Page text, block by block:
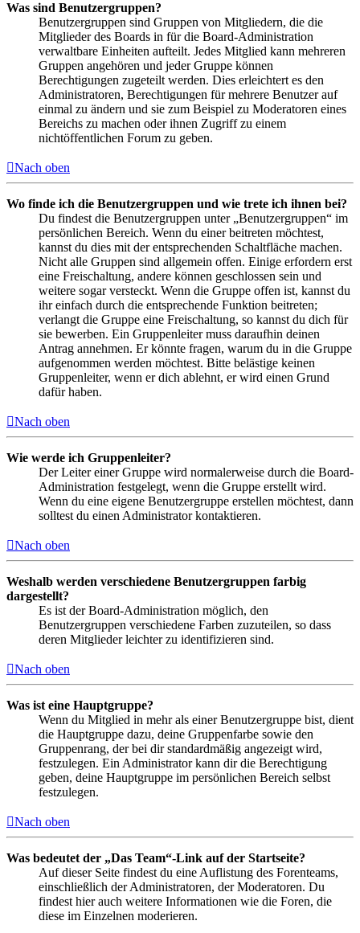
Was sind Benutzergruppen?
Benutzergruppen sind Gruppen von Mitgliedern, die die
Mitglieder des Boards in für die Board-Administration
verwaltbare Einheiten aufteilt. Jedes Mitglied kann mehreren
Gruppen angehören und jeder Gruppe können
Berechtigungen zugeteilt werden. Dies erleichtert es den
Administratoren, Berechtigungen für mehrere Benutzer auf
einmal zu ändern und sie zum Beispiel zu Moderatoren eines
Bereichs zu machen oder ihnen Zugriff zu einem
nichtöffentlichen Forum zu geben.
Nach oben
Wo finde ich die Benutzergruppen und wie trete ich ihnen bei?
Du findest die Benutzergruppen unter „Benutzergruppen“ im
persönlichen Bereich. Wenn du einer beitreten möchtest,
kannst du dies mit der entsprechenden Schaltfläche machen.
Nicht alle Gruppen sind allgemein offen. Einige erfordern erst
eine Freischaltung, andere können geschlossen sein und
weitere sogar versteckt. Wenn die Gruppe offen ist, kannst du
ihr einfach durch die entsprechende Funktion beitreten;
verlangt die Gruppe eine Freischaltung, so kannst du dich für
sie bewerben. Ein Gruppenleiter muss daraufhin deinen
Antrag annehmen. Er könnte fragen, warum du in die Gruppe
aufgenommen werden möchtest. Bitte belästige keinen
Gruppenleiter, wenn er dich ablehnt, er wird einen Grund
dafür haben.
Nach oben
Wie werde ich Gruppenleiter?
Der Leiter einer Gruppe wird normalerweise durch die Board-
Administration festgelegt, wenn die Gruppe erstellt wird.
Wenn du eine eigene Benutzergruppe erstellen möchtest, dann
solltest du einen Administrator kontaktieren.
Nach oben
Weshalb werden verschiedene Benutzergruppen farbig
dargestellt?
Es ist der Board-Administration möglich, den
Benutzergruppen verschiedene Farben zuzuteilen, so dass
deren Mitglieder leichter zu identifizieren sind.
Nach oben
Was ist eine Hauptgruppe?
Wenn du Mitglied in mehr als einer Benutzergruppe bist, dient
die Hauptgruppe dazu, deine Gruppenfarbe sowie den
Gruppenrang, der bei dir standardmäßig angezeigt wird,
festzulegen. Ein Administrator kann dir die Berechtigung
geben, deine Hauptgruppe im persönlichen Bereich selbst
festzulegen.
Nach oben
Was bedeutet der „Das Team“-Link auf der Startseite?
Auf dieser Seite findest du eine Auflistung des Forenteams,
einschließlich der Administratoren, der Moderatoren. Du
findest hier auch weitere Informationen wie die Foren, die
diese im Einzelnen moderieren.